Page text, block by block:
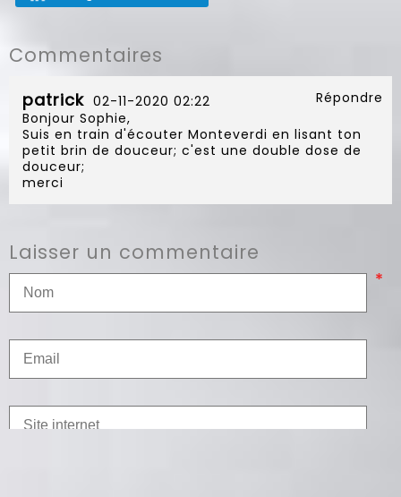
Commentaires
patrick 02-11-2020 02:22
Répondre
Bonjour Sophie,
Suis en train d'écouter Monteverdi en lisant ton
petit brin de douceur; c'est une double dose de
douceur;
merci
Laisser un commentaire